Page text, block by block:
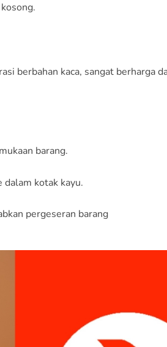
berbahan kaca, sangat berharga
barang.
dalam kotak kayu.
pergeseran barang